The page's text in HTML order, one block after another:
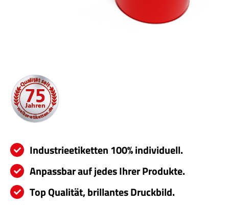
Industrieetiketten 100% individuell.
Anpassbar auf jedes Ihrer Produkte.
Top Qualität, brillantes Druckbild.